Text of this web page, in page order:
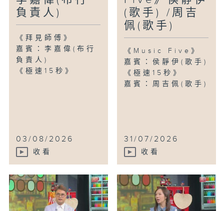
負責人)
《拜見師傅》
嘉賓：李嘉偉(布行
負責人)
《極速15秒》
03/08/2026
收看
(歌手) /周吉
佩(歌手)
《Music Five》
嘉賓：侯靜伊(歌手)
《極速15秒》
嘉賓：周吉佩(歌手)
31/07/2026
收看